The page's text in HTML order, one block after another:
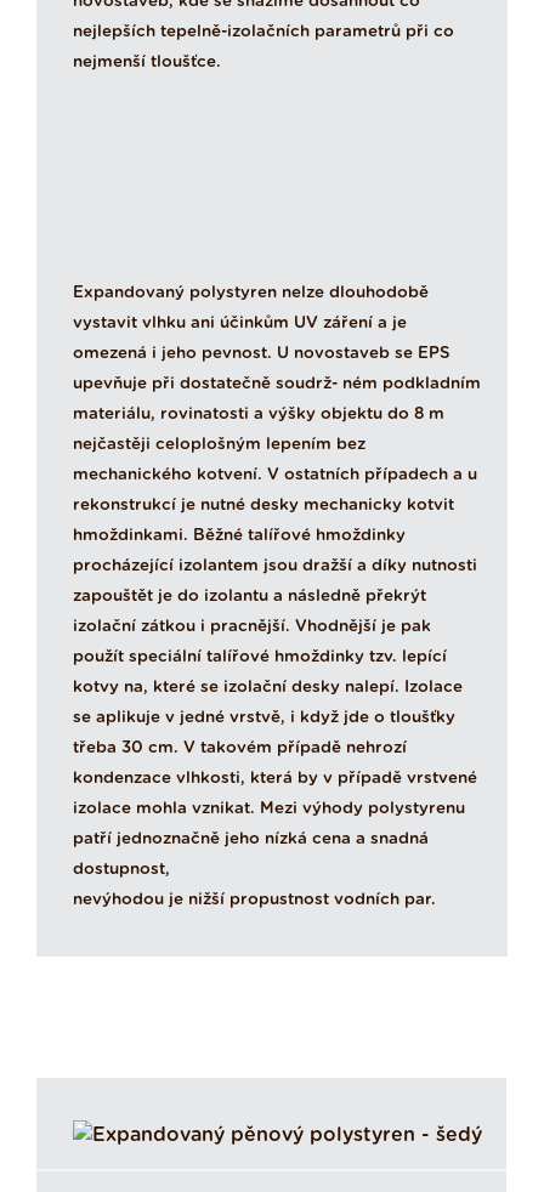
nejlepších tepelně-izolačních parametrů při co
nejmenší tloušťce.
Expandovaný polystyren nelze dlouhodobě
vystavit vlhku ani účinkům UV záření a je
omezená i jeho pevnost. U novostaveb se EPS
upevňuje při dostatečně soudrž- ném podkladním
materiálu, rovinatosti a výšky objektu do 8 m
nejčastěji celoplošným lepením bez
mechanického kotvení. V ostatních případech a u
rekonstrukcí je nutné desky mechanicky kotvit
hmoždinkami. Běžné talířové hmoždinky
procházející izolantem jsou dražší a díky nutnosti
zapouštět je do izolantu a následně překrýt
izolační zátkou i pracnější. Vhodnější je pak
použít speciální talířové hmoždinky tzv. lepící
kotvy na, které se izolační desky nalepí. Izolace
se aplikuje v jedné vrstvě, i když jde o tloušťky
třeba 30 cm. V takovém případě nehrozí
kondenzace vlhkosti, která by v případě vrstvené
izolace mohla vznikat. Mezi výhody polystyrenu
patří jednoznačně jeho nízká cena a snadná
dostupnost,
nevýhodou je nižší propustnost vodních par.